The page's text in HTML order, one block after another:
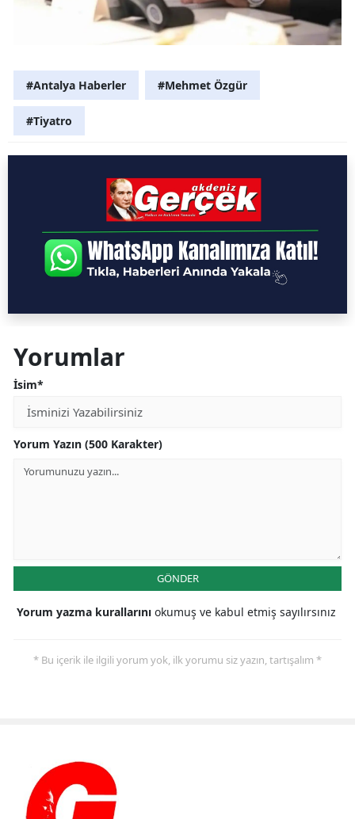
#Antalya Haberler #Mehmet Özgür
#Tiyatro
Yorumlar
İsim*
Yorum Yazın (500 Karakter)
GÖNDER
Yorum yazma kurallarını okumuş ve kabul etmiş sayılırsınız
* Bu içerik ile ilgili yorum yok, ilk yorumu siz yazın, tartışalım *